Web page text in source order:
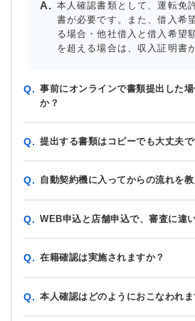
本人確認書類として、運転免
書が必要です。また、借入希
る場合・他社借入と借入希望
を超える場合は、収入証明書
Q. 事前にオンラインで書類提出した
か？
Q. 提出する書類はコピーでも大丈夫で
Q. 自動契約機に入ってからの流れを
Q. WEB申込と店舗申込で、審査に違
Q. 在籍確認は実施されますか？
Q. 本人確認はどのようにおこなわれま